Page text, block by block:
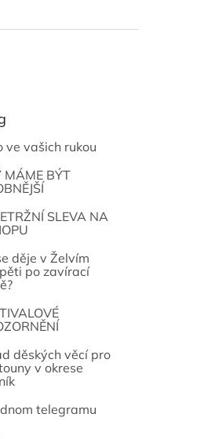
ve vašich rukou
MÁME BÝT
SLEVA NA
děje v Želvím
po zavírací
děských věcí pro
v okrese
telegramu